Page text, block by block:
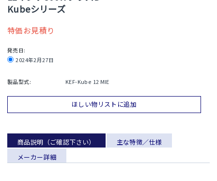
Kubeシリーズ
特価お見積り
発売日:
2024年2月27日
製品型式: KEF-Kube 12 MIE
ほしい物リストに追加
商品説明（ご確認下さい）
主な特徴／仕様
メーカー詳細